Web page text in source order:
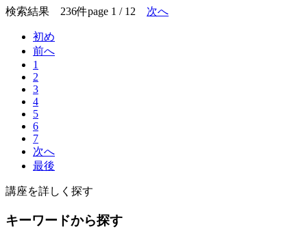
検索結果 236件page 1 / 12 次へ
初め
前へ
1
2
3
4
5
6
7
次へ
最後
講座を詳しく探す
キーワードから探す